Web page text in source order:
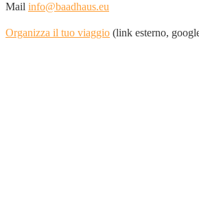
Mail info@baadhaus.eu
Organizza il tuo viaggio (link esterno,